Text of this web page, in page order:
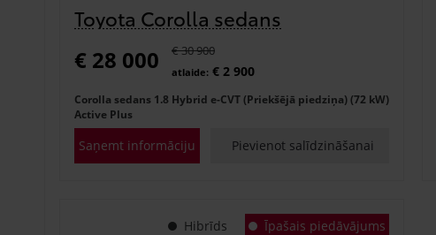
Toyota Corolla sedans
€ 28 000 € 30 900
atlaide: € 2 900
Corolla sedans 1.8 Hybrid e-CVT (Priekšējā piedziņa) (72 kW)
Active Plus
Saņemt informāciju Pievienot salīdzināšanai
Hibrīds Īpašais piedāvājums